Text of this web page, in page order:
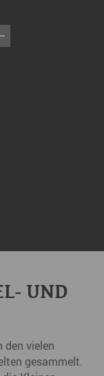
UND
den vielen
gesammelt.